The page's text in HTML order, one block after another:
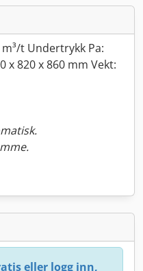
t Undertrykk Pa:
x 820 x 860 mm Vekt:
eller logg inn,